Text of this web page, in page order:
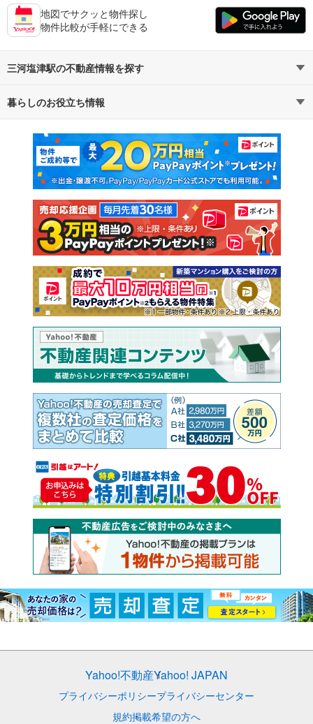
地図でサクッと物件探し
物件比較が手軽にできる
三河塩津駅の不動産情報を探す
不動産・住宅
新築マンション 中古マンション
新築一戸建て 中古一戸建て
注文住宅 土地
売却査定
暮らしのお役立ち情報
マンションカタログ 教えて！住まいの先生
Yahoo!不動産Yahoo! JAPAN
プライバシーポリシープライバシーセンター
規約掲載希望の方へ